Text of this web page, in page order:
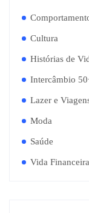
Cultura
Histórias de
Intercâmbio
Lazer e
Moda
Saúde
Vida Financeira